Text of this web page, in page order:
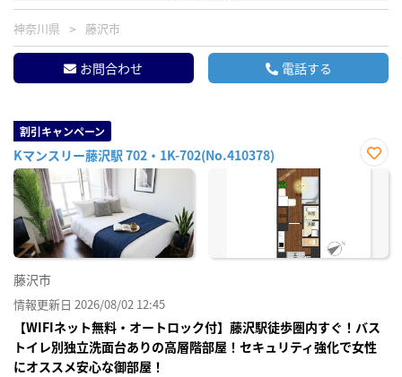
神奈川県 藤沢市
お問合わせ 電話する
割引キャンペーン
Kマンスリー藤沢駅 702・1K-702(No.410378)
お気
藤沢市
情報更新日 2026/08/02 12:45
【WIFIネット無料・オートロック付】藤沢駅徒歩圏内すぐ！バス
トイレ別独立洗面台ありの高層階部屋！セキュリティ強化で女性
にオススメ安心な御部屋！